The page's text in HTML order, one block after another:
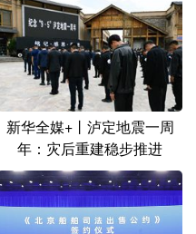
Français عربى
日本語 한국어
新华全媒+丨泸定地震一周
年：灾后重建稳步推进